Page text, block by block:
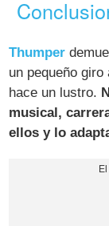
Thumper
un pequeño
hace un lustro.
musical,
ellos y lo